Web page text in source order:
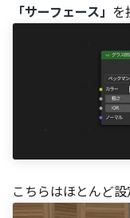
「サーフェース」 を
こちらはほとんど